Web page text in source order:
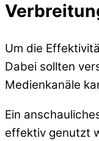
Um die
Dabei sollten
Medienkanäle
Ein
effektiv genutzt